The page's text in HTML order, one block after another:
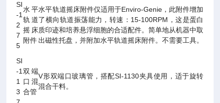
SI
-1
2
7
5
水平
轨道
摇床
附件
水平轨道摇床附件仅适用于Enviro-Genie，此附件增加
了横向轨道振荡能力，转速：15-100RPM，这是蛋白
质印迹和培养悬浮细胞的合适配件。简单地从机器中取
出磁性托盘，并附加水平轨道摇床附件。不需要工具。
SI
-1
1
3
双端
口混
合管
V形双端口玻璃管，搭配SI-1130夹具使用，适于旋转
混合干料。